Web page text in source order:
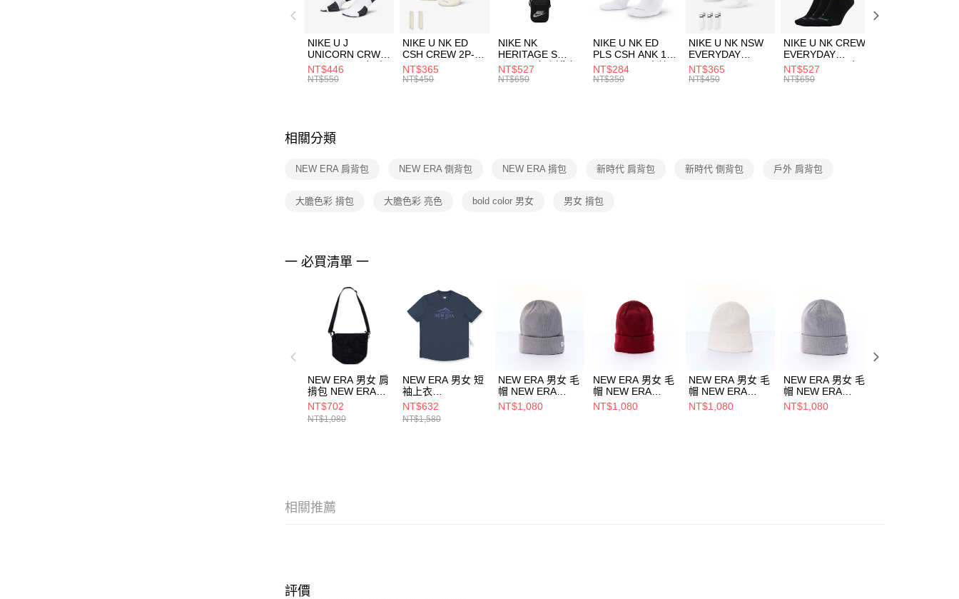
付」結帳頁面，進行簡訊認證並確認金額後，即可完成結帳。
２．訂單成立數日內，您將收到繳費通知簡訊。
３．收到繳費通知簡訊後14天內，點擊此簡訊中的連結，可透過四大超商
／ATM／網路銀行／等多元方式進行付款，方視為交易完成。
※ 請注意：結帳手續完成當下不需立刻繳費，但若您需要取消訂單，請聯
絡購買商品的店家。未經商家同意取消之訂單仍視為有效，需透過AFTEE
先享後付繳納相關費用。
交易，需依本服務之必要範圍內提供個人資料，並將交易相關給付款項請
２．關於個人資料處理事宜，請瀏覽以下網址：
５．嚴禁一人註冊多個帳號或使用他人資訊註冊。若發現惡意使用之情
形，恩沛科技股份有限公司將有權停止該用戶之使用額度並採取法律行
每筆NT$100，滿NT$1,500(含以上)免運費
付款後門市自取
每筆NT$100，滿NT$1,500(含以上)免運費
NIKE U J
UNICORN CRW
1PR -160 男女 中
統襪 FZ3393100
NT$446
NT$550
NIKE U NK ED
CSH CREW 2P-
144 EMBRDY 男
女 短統襪
NT$365
NT$450
NIKE NK
HERITAGE S
SMIT 男女 側背包
BA5871010
NT$527
NT$650
NIKE U NK ED
PLS CSH ANK 1P
144 DBL 男 中統
襪 DH4058104
NT$284
NT$350
NIKE U NK NSW
EVERYDAY
ESSENTIAL CR
男女 短統襪
NT$365
NT$450
NIKE U NK CREW
EVERYDAY
BBALL 3PR 男女
長統襪
NT$527
NT$650
相關分類
NEW ERA 肩背包 NEW ERA 側背包 NEW ERA 揹包 新時代 肩背包 新時代 側背包 戶外 肩背包
大膽色彩 揹包 大膽色彩 亮色 bold color 男女 男女 揹包
一 必買清單 一
NEW ERA 男女 肩
揹包 NEW ERA
DARK 90S NEW
ERA NE14363347
NT$702
NT$1,080
NEW ERA 男女 短
袖上衣
OUTDOOR BASIC
LOGO NEW ERA
NE13774232
NT$632
NT$1,580
NEW ERA 男女 毛
帽 NEW ERA
NE70534806
NT$1,080
NEW ERA 男女 毛
帽 NEW ERA
NE70534803
NT$1,080
NEW ERA 男女 毛
帽 NEW ERA
NE70534808
NT$1,080
NEW ERA 男女 毛
帽 NEW ERA
NE70788570
NT$1,080
相關推薦
評價